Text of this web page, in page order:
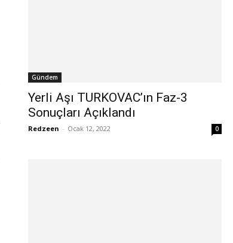
Gündem
Yerli Aşı TURKOVAC’ın Faz-3
Sonuçları Açıklandı
Redzeen - Ocak 12, 2022 0